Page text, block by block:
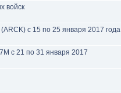
войск
с 15 по 25 января 2017 года
с 21 по 31 января 2017